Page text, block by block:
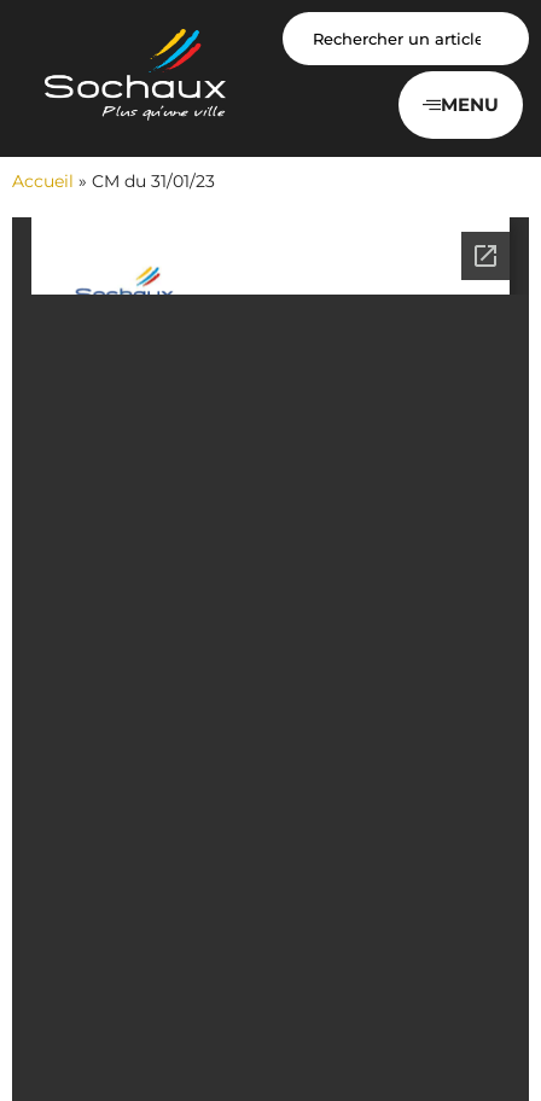
MENU
Accueil » CM du 31/01/23
Panneau de gestion des cookies